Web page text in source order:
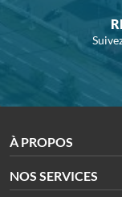
À PROPOS
NOS SERVICES